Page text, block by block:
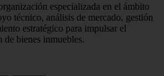
especializada en el ámbito
técnico, análisis de mercado, gestión
estratégico para impulsar el
bienes inmuebles.